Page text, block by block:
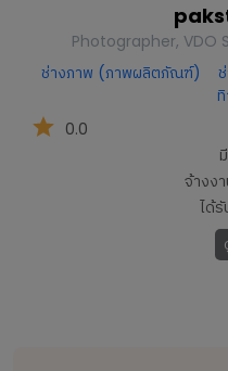
Photographer, VDO
ช่างภาพ (ภาพผลิตภัณฑ์)
0.0
มี
จ้างง
ได้